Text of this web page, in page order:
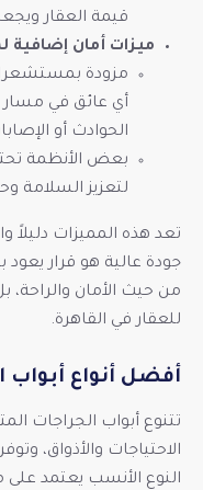
قيمة العقار
ميزات أمان إضافية
مزودة
أي عائق في مسار
الحوادث أو
بعض الأنظمة
لتعزيز السلامة
تعد هذه المميزات دليلاً
جودة عالية هو قرار
من حيث الأمان والراحة،
للعقار في القاهرة.
أفضل أنواع أبواب
تتنوع أبواب الجراجات
الاحتياجات والأذواق،
النوع الأنسب يعتمد على